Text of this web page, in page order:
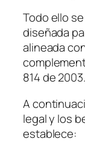
Todo ello
diseñada
alineada
814 de 2003.
A
legal y los
establece: